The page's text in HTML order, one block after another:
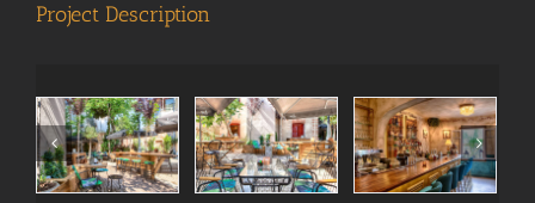
Project Description